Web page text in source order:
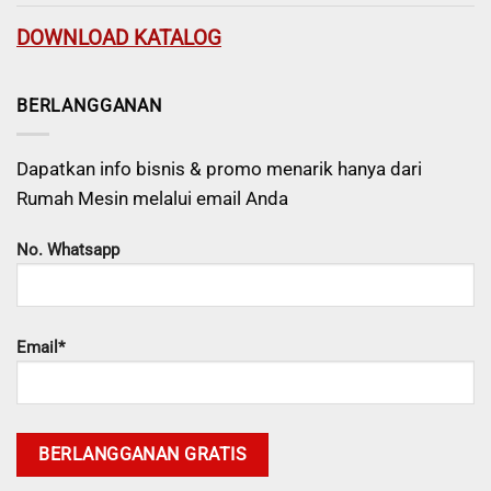
DOWNLOAD KATALOG
BERLANGGANAN
Dapatkan info bisnis & promo menarik hanya dari
Rumah Mesin melalui email Anda
No. Whatsapp
Email*